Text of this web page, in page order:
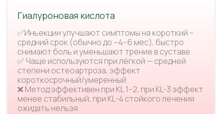
Гиалуроновая кислота
✅Инъекции улучшают симптомы на короткий –
средний срок (обычно до ~4–6 мес), быстро
снимают боль и уменьшают трение в суставе
✅ Чаще используются при лёгкой — средней
степени остеоартроза, эффект
короткосрочный/умеренный
❌ Метод эффективен при KL 1–2, при KL-3 эффект
менее стабильный, при KL-4 стойкого лечения
ожидать нельзя